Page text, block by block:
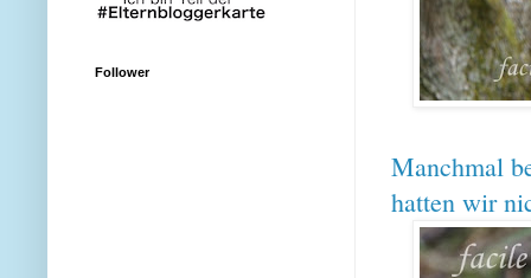
Manchmal
hatten wir
Follower